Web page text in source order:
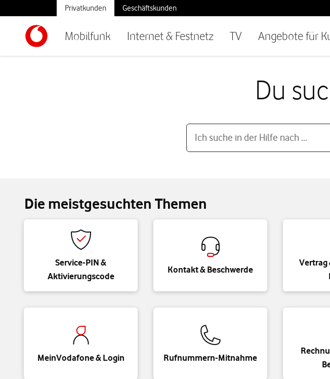
Mobilfunk Internet & Festnetz TV Angebote für
Privatkunden Geschäftskunden
Du
Die meistgesuchten Themen
Service-PIN &
Aktivierungscode
Kontakt & Beschwerde
Vertrag
MeinVodafone & Login Rufnummern-Mitnahme